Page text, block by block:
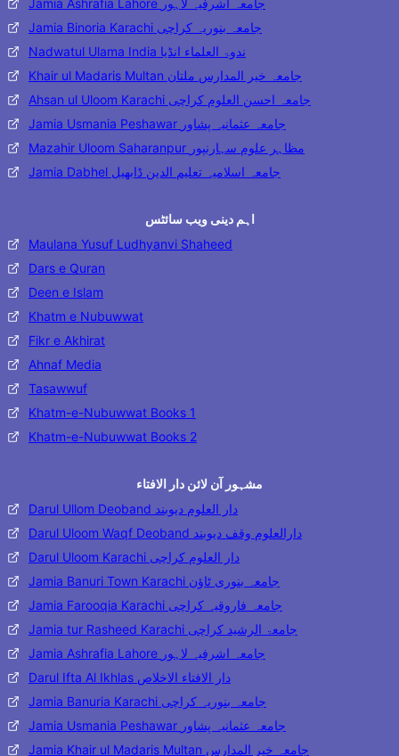
Jamia Ashrafia Lahore جامعہ اشرفیہ لاہور
Jamia Binoria Karachi جامعہ بنوریہ کراچی
Nadwatul Ulama India ندوۃ العلماء انڈیا
Khair ul Madaris Multan جامعہ خیر المدارس ملتان
Ahsan ul Uloom Karachi جامعہ احسن العلوم کراچی
Jamia Usmania Peshawar جامعہ عثمانیہ پشاور
Mazahir Uloom Saharanpur مظاہر علوم سہارنپور
Jamia Dabhel جامعہ اسلامیہ تعلیم الدین ڈابھیل
اہم دینی ویب سائٹس
Maulana Yusuf Ludhyanvi Shaheed
Dars e Quran
Deen e Islam
Khatm e Nubuwwat
Fikr e Akhirat
Ahnaf Media
Tasawwuf
Khatm-e-Nubuwwat Books 1
Khatm-e-Nubuwwat Books 2
مشہور آن لائن دار الافتاء
Darul Ullom Deoband دار العلوم دیوبند
Darul Uloom Waqf Deoband دارالعلوم وقف دیوبند
Darul Uloom Karachi دار العلوم کراچی
Jamia Banuri Town Karachi جامعہ بنوری ٹاؤن
Jamia Farooqia Karachi جامعہ فاروقیہ کراچی
Jamia tur Rasheed Karachi جامعۃ الرشید کراچی
Jamia Ashrafia Lahore جامعہ اشرفیہ لاہور
Darul Ifta Al Ikhlas دار الافتاء الاخلاص
Jamia Banuria Karachi جامعہ بنوریہ کراچی
Jamia Usmania Peshawar جامعہ عثمانیہ پشاور
Jamia Khair ul Madaris Multan جامعہ خیر المدارس